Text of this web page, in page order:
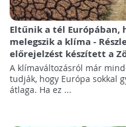
Eltűnik a tél Európában,
melegszik a klíma -
előrejelzést készített a
A klímaváltozásról már
tudják, hogy Európa sokkal
átlaga. Ha ez ...